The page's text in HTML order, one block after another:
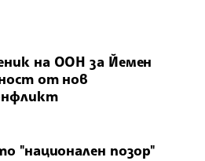
на ООН за Йемен
от нов
"национален позор"